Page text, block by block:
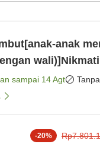
anak
be [Kamar
sampai 14 Agt
-20%